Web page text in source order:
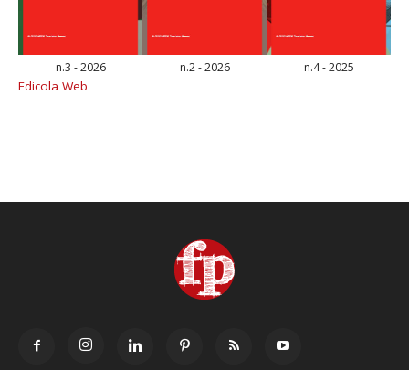
n.3 - 2026 n.2 - 2026 n.4 - 2025
Edicola Web